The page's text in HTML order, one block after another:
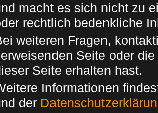
macht es sich nicht zu
rechtlich bedenkliche
weiteren Fragen,
Seite oder
Seite erhalten hast.
Informationen
der